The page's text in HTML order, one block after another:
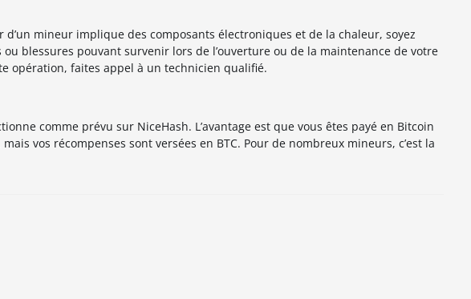
mineur implique des composants électroniques et de la chaleur, soyez
blessures pouvant survenir lors de l’ouverture ou de la maintenance de votre
opération, faites appel à un technicien qualifié.
comme prévu sur NiceHash. L’avantage est que vous êtes payé en Bitcoin
vos récompenses sont versées en BTC. Pour de nombreux mineurs, c’est la